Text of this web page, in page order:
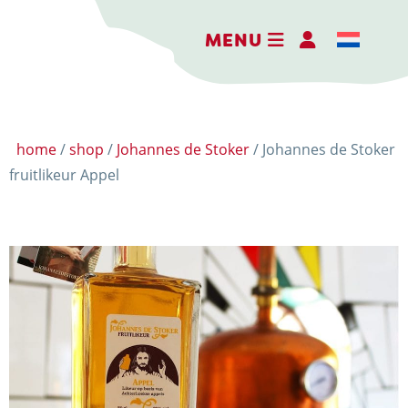
MENU
DER ERLEBNISBAUERNHOF
DIE BRENNEREI
AKTIVITÄTEN
HOFLADEN
WEBSHOP
home/shop / Johannes de Stoker/ Johannes de Stoker
fruitlikeur Appel